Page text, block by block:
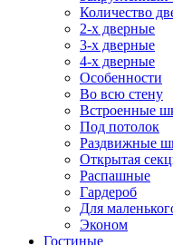
Количество
2-х дверные
3-х дверные
4-х дверные
Особенности
Во всю стену
Встроенные
Под потолок
Раздвижные
Открытая
Распашные
Гардероб
Для
Эконом
Гостиные